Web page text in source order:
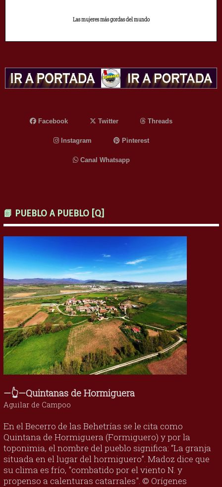
Las mujeres más gordas del mundo
Facebook Twitter Threads
Instagram Pinterest
Canal Whatsapp
📗 PUEBLO A PUEBLO [Q]
—👆—Quintanas de Hormiguera
Aguilar de Campoo
En el Becerro de las Behetrías se le cita como
Quintana de Hormiguera (Formiguero) y por la
toponimia, el nombre del pueblo significa: “La granja
situada en el lugar del hormiguero”. Madoz dice que
su clima es frío, "combatido por el viento N. y
propenso a calenturas catarrales". © Orígenes